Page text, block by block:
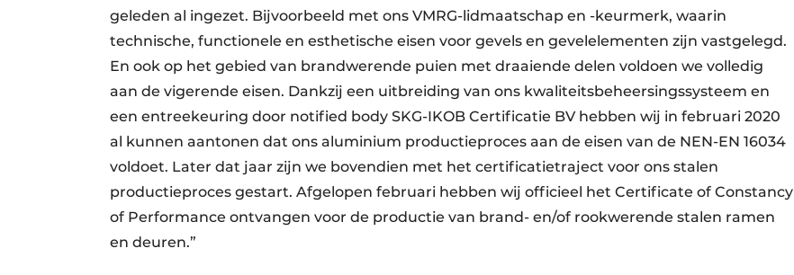
geleden al ingezet. Bijvoorbeeld met ons VMRG-lidmaatschap en -keurmerk, waarin
technische, functionele en esthetische eisen voor gevels en gevelelementen zijn vastgelegd.
En ook op het gebied van brandwerende puien met draaiende delen voldoen we volledig
aan de vigerende eisen. Dankzij een uitbreiding van ons kwaliteitsbeheersingssysteem en
een entreekeuring door notified body SKG-IKOB Certificatie BV hebben wij in februari 2020
al kunnen aantonen dat ons aluminium productieproces aan de eisen van de NEN-EN 16034
voldoet. Later dat jaar zijn we bovendien met het certificatietraject voor ons stalen
productieproces gestart. Afgelopen februari hebben wij officieel het Certificate of Constancy
of Performance ontvangen voor de productie van brand- en/of rookwerende stalen ramen
en deuren.”